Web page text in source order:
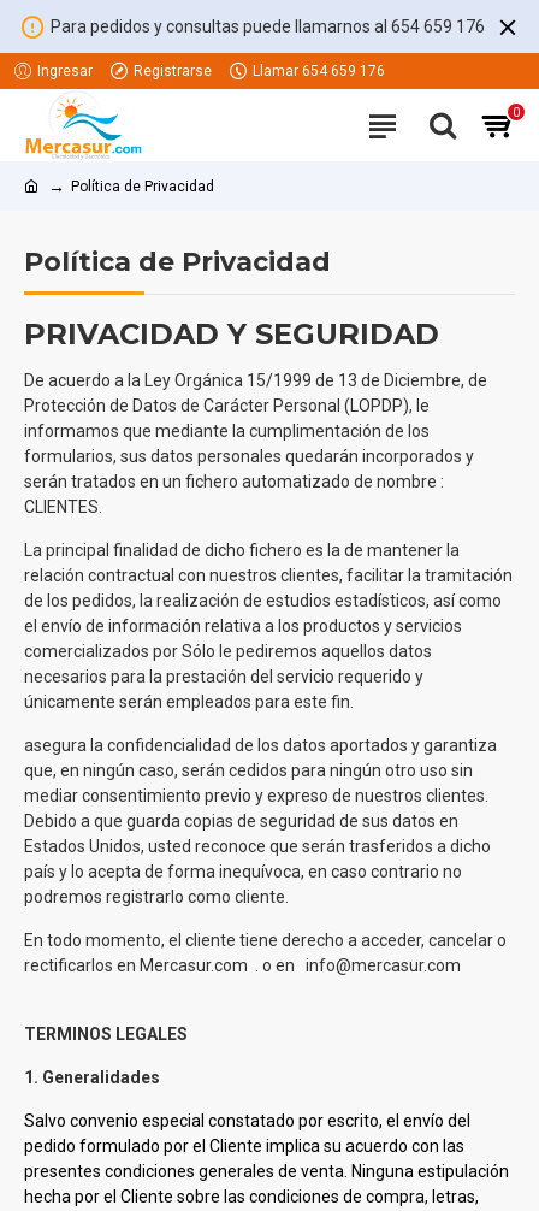
Para pedidos y consultas puede llamarnos al 654 659 176
Ingresar Registrarse Llamar 654 659 176
0
Política de Privacidad
Política de Privacidad
PRIVACIDAD Y SEGURIDAD
De acuerdo a la Ley Orgánica 15/1999 de 13 de Diciembre, de
Protección de Datos de Carácter Personal (LOPDP), le
informamos que mediante la cumplimentación de los
formularios, sus datos personales quedarán incorporados y
serán tratados en un fichero automatizado de nombre :
CLIENTES
La principal finalidad de dicho fichero es la de mantener la
relación contractual con nuestros clientes, facilitar la tramitación
de los pedidos, la realización de estudios estadísticos, así como
el envío de información relativa a los productos y servicios
comercializados porSólo le pediremos aquellos datos
necesarios para la prestación del servicio requerido y
únicamente serán empleados para este fin.
asegura la confidencialidad de los datos aportados y garantiza
que, en ningún caso, serán cedidos para ningún otro uso sin
mediar consentimiento previo y expreso de nuestros clientes.
Debido a que guarda copias de seguridad de sus datos en
Estados Unidos, usted reconoce que serán trasferidos a dicho
país y lo acepta de forma inequívoca, en caso contrario no
podremos registrarlo como cliente.
En todo momento, el cliente tiene derecho a acceder, cancelar o
rectificarlos en Mercasur.com
. o en info@mercasur.com
TERMINOS LEGALES
1. Generalidades
Salvo convenio especial constatado por escrito, el envío del
pedido formulado por el Cliente implica su acuerdo con las
presentes condiciones generales de venta. Ninguna estipulación
hecha por el Cliente sobre las condiciones de compra, letras,